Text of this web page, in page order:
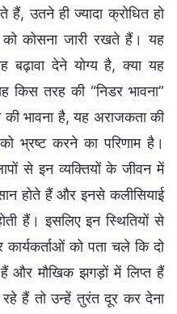
हैं, उतने ही ज्यादा क्रोधित हो
कोसना जारी रखते हैं। यह
बढ़ावा देने योग्य है, क्या यह
किस तरह की “निडर भावना”
भावना है, यह अराजकता की
भ्रष्ट करने का परिणाम है।
से इन व्यक्तियों के जीवन में
होते हैं और इनसे कलीसियाई
हैं। इसलिए इन स्थितियों से
को पता चले कि दो
और मौखिक झगड़ों में लिप्त हैं
हैं तो उन्हें तुरंत दूर कर देना